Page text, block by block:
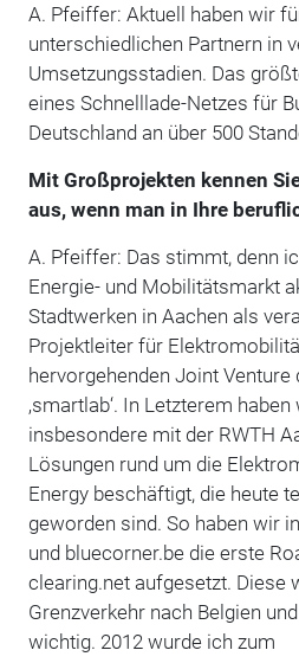
A. Pfeiffer: Aktuell haben wir
unterschiedlichen Partnern in
Umsetzungsstadien. Das
eines Schnelllade-Netzes für
Deutschland an über 500
Mit Großprojekten kennen
aus, wenn man in Ihre
A. Pfeiffer: Das stimmt, denn
Energie- und Mobilitätsmarkt
Stadtwerken in Aachen als
Projektleiter für
hervorgehenden Joint Venture
‚smartlab‘. In Letzterem
insbesondere mit der RWTH
Lösungen rund um die
Energy beschäftigt, die heute
geworden sind. So haben wir
und bluecorner.be die erste
clearing.net aufgesetzt. Diese
Grenzverkehr nach Belgien
wichtig. 2012 wurde ich zum